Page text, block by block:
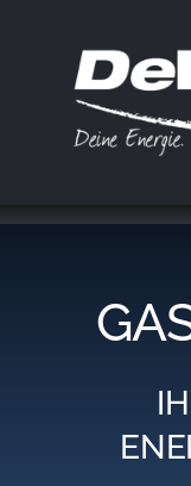
Geschäftsfelder
Partner werden